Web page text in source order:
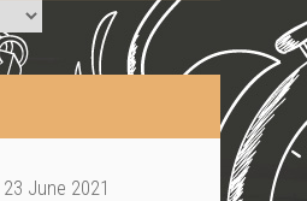
23 June 2021